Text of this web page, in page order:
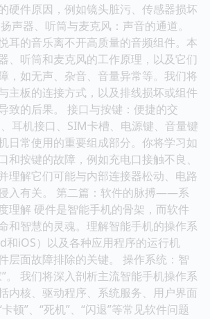
硬件原因，例如镜头脏污、传感器损坏
声器、听筒与麦克风：声音的通道。
耳的音乐离不开高质量的音频组件。本
、听筒和麦克风的工作原理，以及它们
，如无声、杂音、音量异常等。我们将
主板的连接方式，以及排线损坏或组件
致的后果。 接口与按键：便捷的交
耳机接口、SIM卡槽、电源键、音量键
日常使用的重要组成部分。你将学习如
和按键的故障，例如充电口接触不良、
理解它们可能与内部连接器松动、电路
入有关。 第二篇：软件的脉搏——系
理解 硬件是智能手机的骨架，而软件
和智慧的灵魂。理解智能手机的操作系
iOS）以及各种应用程序的运行机
层面故障排除的关键。 操作系统：智
。 我们将深入剖析主流智能手机操作系
内核、驱动程序、系统服务、用户界面
顿”、“死机”、“闪退”等常见软件问题